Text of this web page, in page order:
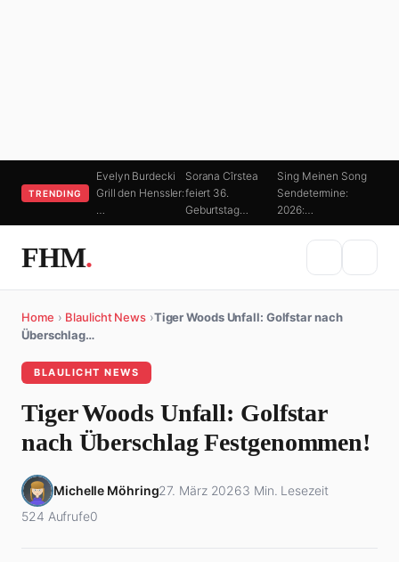
TRENDING
Evelyn Burdecki
Grill den Henssler:
…
Sorana Cîrstea
feiert 36.
Geburtstag…
Sing Meinen Song
Sendetermine:
2026:…
FHM.
Home › Blaulicht News ›Tiger Woods Unfall: Golfstar nach
Überschlag…
BLAULICHT NEWS
Tiger Woods Unfall: Golfstar
nach Überschlag Festgenommen!
Michelle Möhring27. März 20263 Min. Lesezeit
524 Aufrufe0